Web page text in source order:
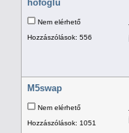
hofoglu
Nem elérhető
Hozzászólások: 556
M5swap
Nem elérhető
Hozzászólások: 1051